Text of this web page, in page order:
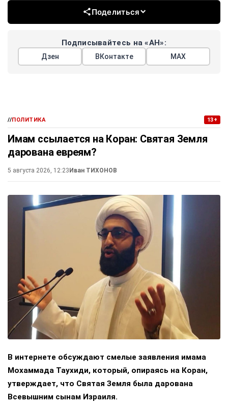
Поделиться
Подписывайтесь на «АН»:
Дзен ВКонтакте МАХ
//ПОЛИТИКА 13+
Имам ссылается на Коран: Святая Земля
дарована евреям?
5 августа 2026, 12:23Иван ТИХОНОВ
В интернете обсуждают смелые заявления имама
Мохаммада Таухиди, который, опираясь на Коран,
утверждает, что Святая Земля была дарована
Всевышним сынам Израиля.